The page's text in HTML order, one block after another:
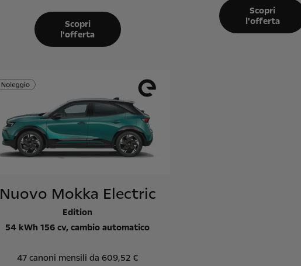
Scopri
l'offerta
Scopri
l'offerta
Nuovo Mokka Electric
Edition
54 kWh 156 cv, cambio automatico
47 canoni mensili da 609,52 €